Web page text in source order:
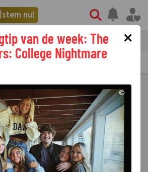
stem nu!
streaming nieuws
PRIMETIME GEMIST
×
van de week: The
College Nightmare
©